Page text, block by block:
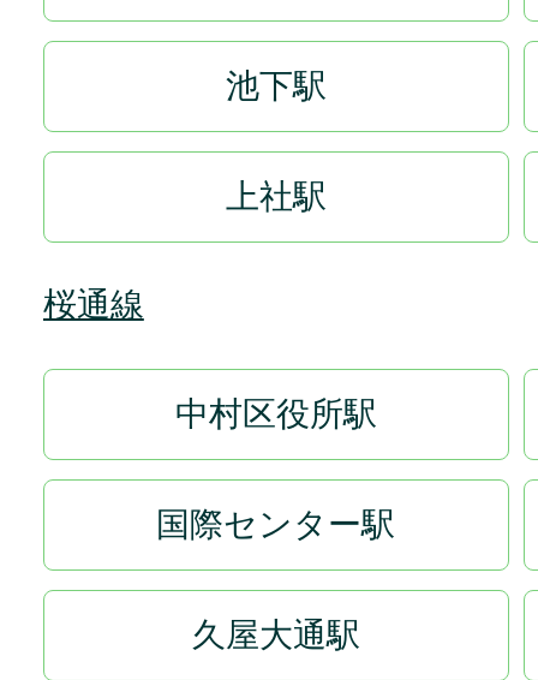
池下駅
上社駅
桜通線
中村区役所駅
国際センター駅
久屋大通駅